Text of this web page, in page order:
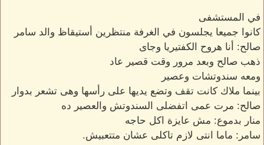
في المستشفى
كانوا جميعا يجلسون في الغرفة منتظرين أستيقاظ والد سامر
صالح: أنا هروح الكفتيريا وجاى
ذهب صالح وبعد مرور وقت قصير عاد
ومعه سندوتشات وعصير
بينما ملاك كانت تقف وتضع يديها على رأسها وهى تشعر بدوار
صالح: مرت عمى اتفضلى السندوتش والعصير ده
منار بدموع: مش عايزة اكل حاجه
سامر: ماما انتى لازم تاكلى عشان متتعبيش.